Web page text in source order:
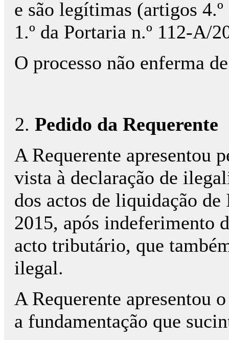
e são legítimas (artigos
1.º da Portaria n.º 112-A/
O processo não enferma
Pedido da Requerente
A Requerente apresentou
vista à declaração de
dos actos de liquidação de
2015, após indeferimento
acto tributário, que
ilegal.
A Requerente apresentou
a fundamentação que